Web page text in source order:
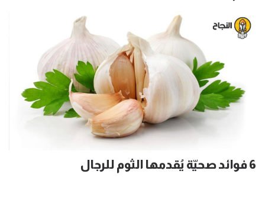
6 فوائد صحيّة يُقدمها الثوم للرجال